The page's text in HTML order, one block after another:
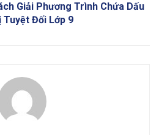
Giải Phương Trình Chứa Dấu
Tuyệt Đối Lớp 9